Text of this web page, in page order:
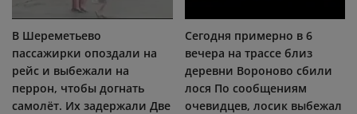
В Шереметьево
пассажирки опоздали на
рейс и выбежали на
перрон, чтобы догнать
самолёт. Их задержали Две
Сегодня примерно в 6
вечера на трассе близ
деревни Вороново сбили
лося По сообщениям
очевидцев, лосик выбежал